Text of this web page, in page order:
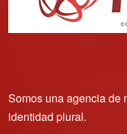
identidad plural.